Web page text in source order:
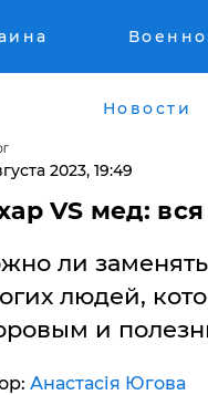
Новости
2023, 19:49
VS мед:
ли
людей,
и
Анастасія Югова